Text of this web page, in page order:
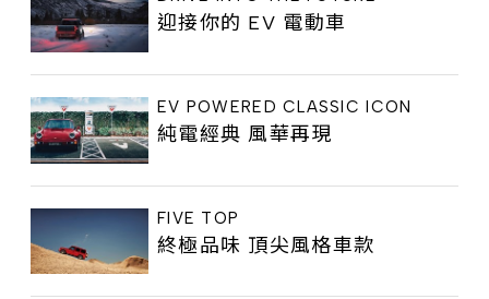
迎接你的 EV 電動車
EV POWERED CLASSIC ICON
純電經典 風華再現
FIVE TOP
終極品味 頂尖風格車款